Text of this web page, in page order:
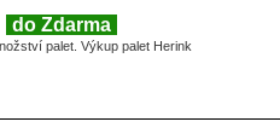
do Zdarma
palet. Výkup palet Herink